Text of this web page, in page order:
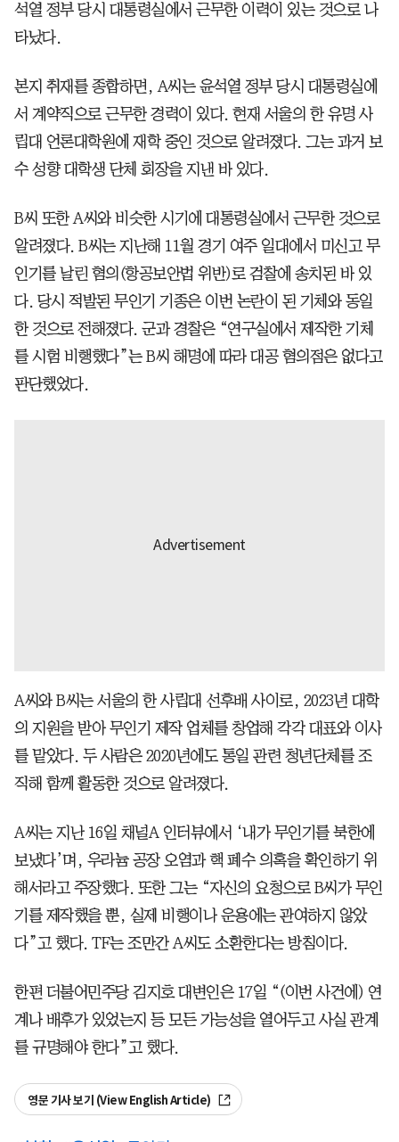
석열 정부 당시 대통령실에서 근무한 이력이 있는 것으로 나
타났다.
본지 취재를 종합하면, A씨는 윤석열 정부 당시 대통령실에
서 계약직으로 근무한 경력이 있다. 현재 서울의 한 유명 사
립대 언론대학원에 재학 중인 것으로 알려졌다. 그는 과거 보
수 성향 대학생 단체 회장을 지낸 바 있다.
B씨 또한 A씨와 비슷한 시기에 대통령실에서 근무한 것으로
알려졌다. B씨는 지난해 11월 경기 여주 일대에서 미신고 무
인기를 날린 혐의(항공보안법 위반)로 검찰에 송치된 바 있
다. 당시 적발된 무인기 기종은 이번 논란이 된 기체와 동일
한 것으로 전해졌다. 군과 경찰은 “연구실에서 제작한 기체
를 시험 비행했다”는 B씨 해명에 따라 대공 혐의점은 없다고
판단했었다.
A씨와 B씨는 서울의 한 사립대 선후배 사이로, 2023년 대학
의 지원을 받아 무인기 제작 업체를 창업해 각각 대표와 이사
를 맡았다. 두 사람은 2020년에도 통일 관련 청년단체를 조
직해 함께 활동한 것으로 알려졌다.
A씨는 지난 16일 채널A 인터뷰에서 ‘내가 무인기를 북한에
보냈다’며, 우라늄 공장 오염과 핵 폐수 의혹을 확인하기 위
해서라고 주장했다. 또한 그는 “자신의 요청으로 B씨가 무인
기를 제작했을 뿐, 실제 비행이나 운용에는 관여하지 않았
다”고 했다. TF는 조만간 A씨도 소환한다는 방침이다.
한편 더불어민주당 김지호 대변인은 17일 “(이번 사건에) 연
계나 배후가 있었는지 등 모든 가능성을 열어두고 사실 관계
를 규명해야 한다”고 했다.
영문 기사 보기 (View English Article)